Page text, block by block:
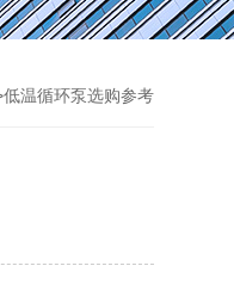
温循环泵选购参考